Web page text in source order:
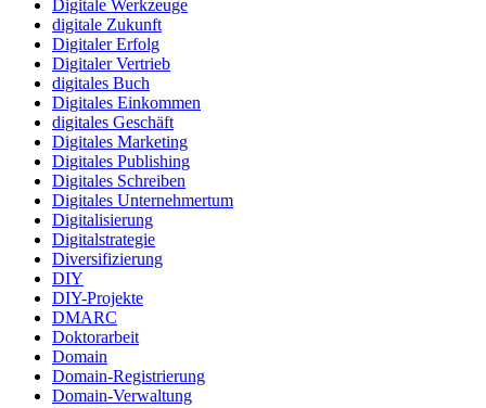
Digitale Werkzeuge
digitale Zukunft
Digitaler Erfolg
Digitaler Vertrieb
digitales Buch
Digitales Einkommen
digitales Geschäft
Digitales Marketing
Digitales Publishing
Digitales Schreiben
Digitales Unternehmertum
Digitalisierung
Digitalstrategie
Diversifizierung
DIY
DIY-Projekte
DMARC
Doktorarbeit
Domain
Domain-Registrierung
Domain-Verwaltung